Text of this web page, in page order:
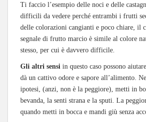
Ti faccio l’esempio delle noci e delle
difficili da vedere perché entrambi i frutti
delle colorazioni cangianti e poco chiare, il
segnale di frutto marcio è simile al colore
stesso, per cui è davvero difficile.
Gli altri sensi in questo caso possono
dà un cattivo odore e sapore all’alimento.
ipotesi, (anzi, non è la peggiore), metti in
bevanda, la senti strana e la sputi. La
quando metti in bocca e mandi giù senza